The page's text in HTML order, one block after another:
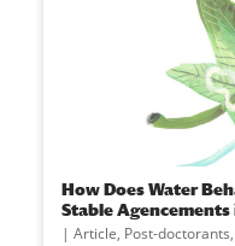
How Does Water
Stable Agencements
| Article, Post-doctorants,